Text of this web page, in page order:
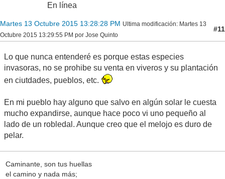
En línea
Martes 13 Octubre 2015 13:28:28 PM Ultima modificación: Martes 13
Octubre 2015 13:29:55 PM por Jose Quinto
#11
Lo que nunca entenderé es porque estas especies
invasoras, no se prohibe su venta en viveros y su plantación
en ciutdades, pueblos, etc.
En mi pueblo hay alguno que salvo en algún solar le cuesta
mucho expandirse, aunque hace poco vi uno pequeño al
lado de un robledal. Aunque creo que el melojo es duro de
pelar.
Caminante, son tus huellas
el camino y nada más;